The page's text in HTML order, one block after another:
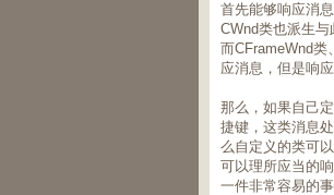
首先能够响应消
CWnd类也派生与
而CFrameWnd类
应消息，但是响
那么，如果自己
捷键，这类消息
么自定义的类可
可以理所应当的
一件非常容易的